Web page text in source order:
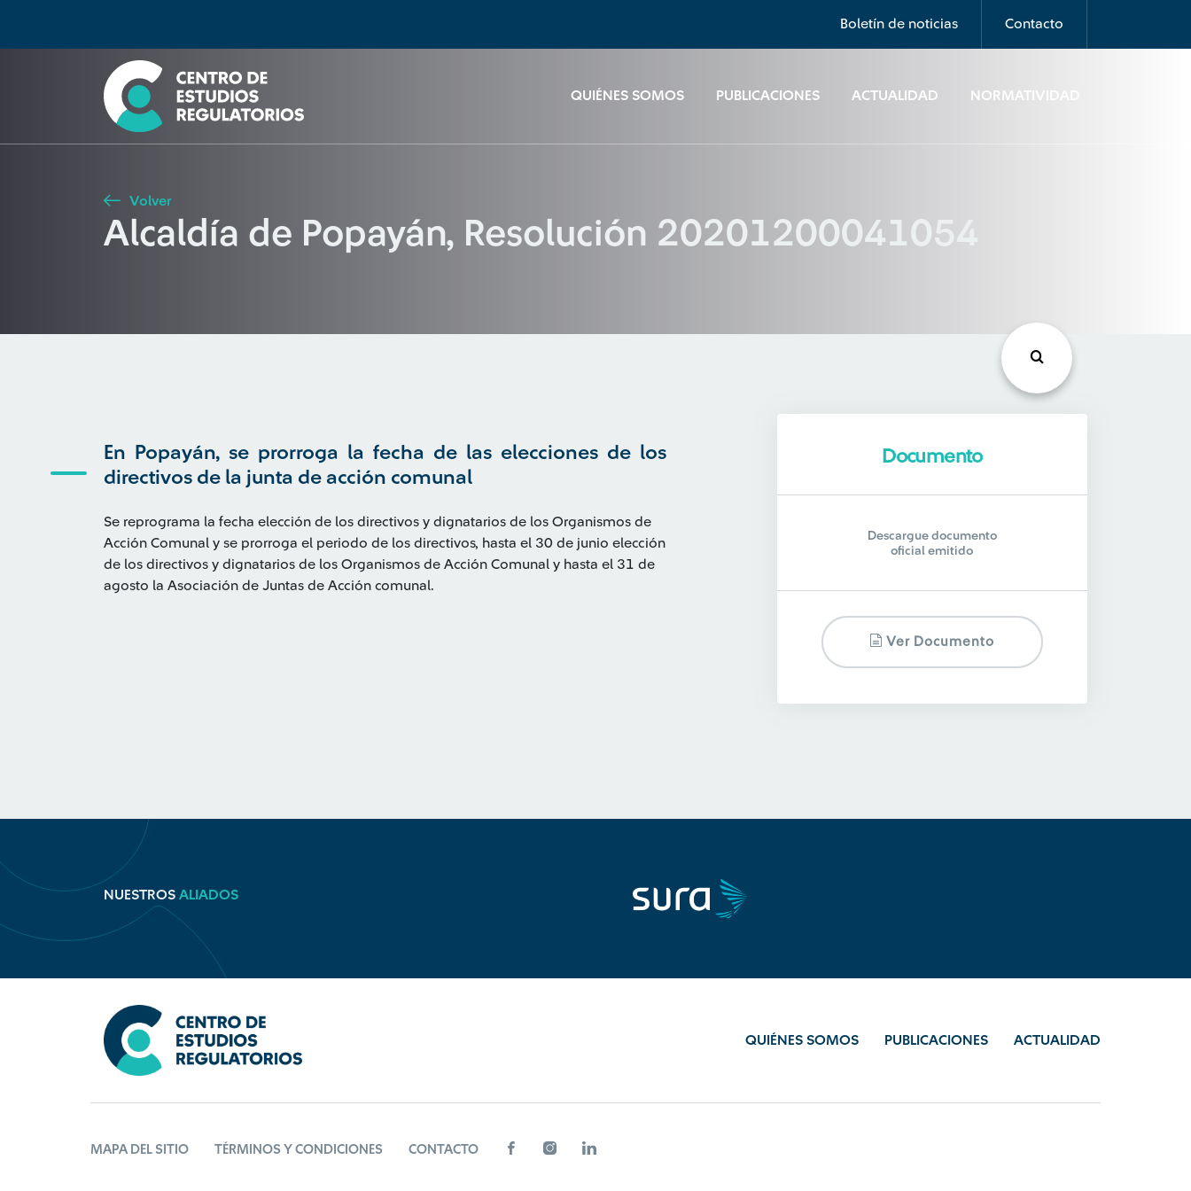
Boletín de noticias Contacto
QUIÉNES SOMOS PUBLICACIONES ACTUALIDAD NORMATIVIDAD
Seleccione país
Buscar
Volver
Alcaldía de Popayán, Resolución 20201200041054
En Popayán, se prorroga la fecha de las elecciones de los
directivos de la junta de acción comunal
Se reprograma la fecha elección de los directivos y dignatarios de los Organismos de
Acción Comunal y se prorroga el periodo de los directivos, hasta el 30 de junio elección
de los directivos y dignatarios de los Organismos de Acción Comunal y hasta el 31 de
agosto la Asociación de Juntas de Acción comunal.
Documento
Descargue documento
oficial emitido
Ver Documento
NUESTROS ALIADOS
QUIÉNES SOMOS PUBLICACIONES ACTUALIDAD
MAPA DEL SITIO TÉRMINOS Y CONDICIONES CONTACTO